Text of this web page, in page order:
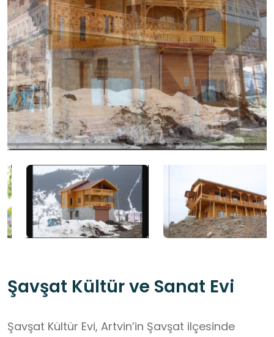
Şavşat Kültür ve Sanat Evi
Şavşat Kültür Evi, Artvin’in Şavşat ilçesinde